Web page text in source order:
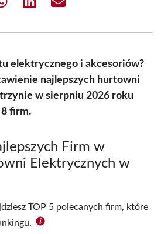
Share Share Share
elektrycznego i akcesoriów?
najlepszych hurtowni
w sierpniu 2026 roku
firm.
Firm w
Elektrycznych w
TOP 5 polecanych firm, które